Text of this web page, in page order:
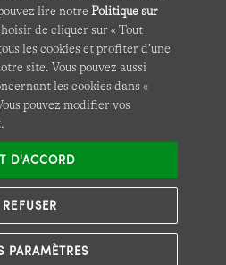
à l'international
par reCAPTCHA.La politique de
d'utilisationde Google
LANDS' END EUROPE
lire notrePolitique sur
de cliquer sur « Tout
les cookies et profiter d’une
site. Vous pouvez aussi
les cookies dans «
pouvez modifier vos
PARAMÈTRES
D'ACCORD